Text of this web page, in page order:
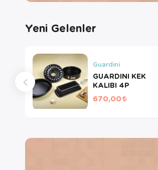
Yeni Gelenler
Guardini
GUARDINI KEK
KALIBI 4P
670,00